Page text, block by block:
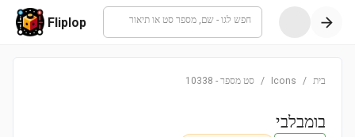
חפש לגו - שם, מספר סט או תיאור Fliplop
בית /
Icons
/ סט מספר -
10338
בומבלבי